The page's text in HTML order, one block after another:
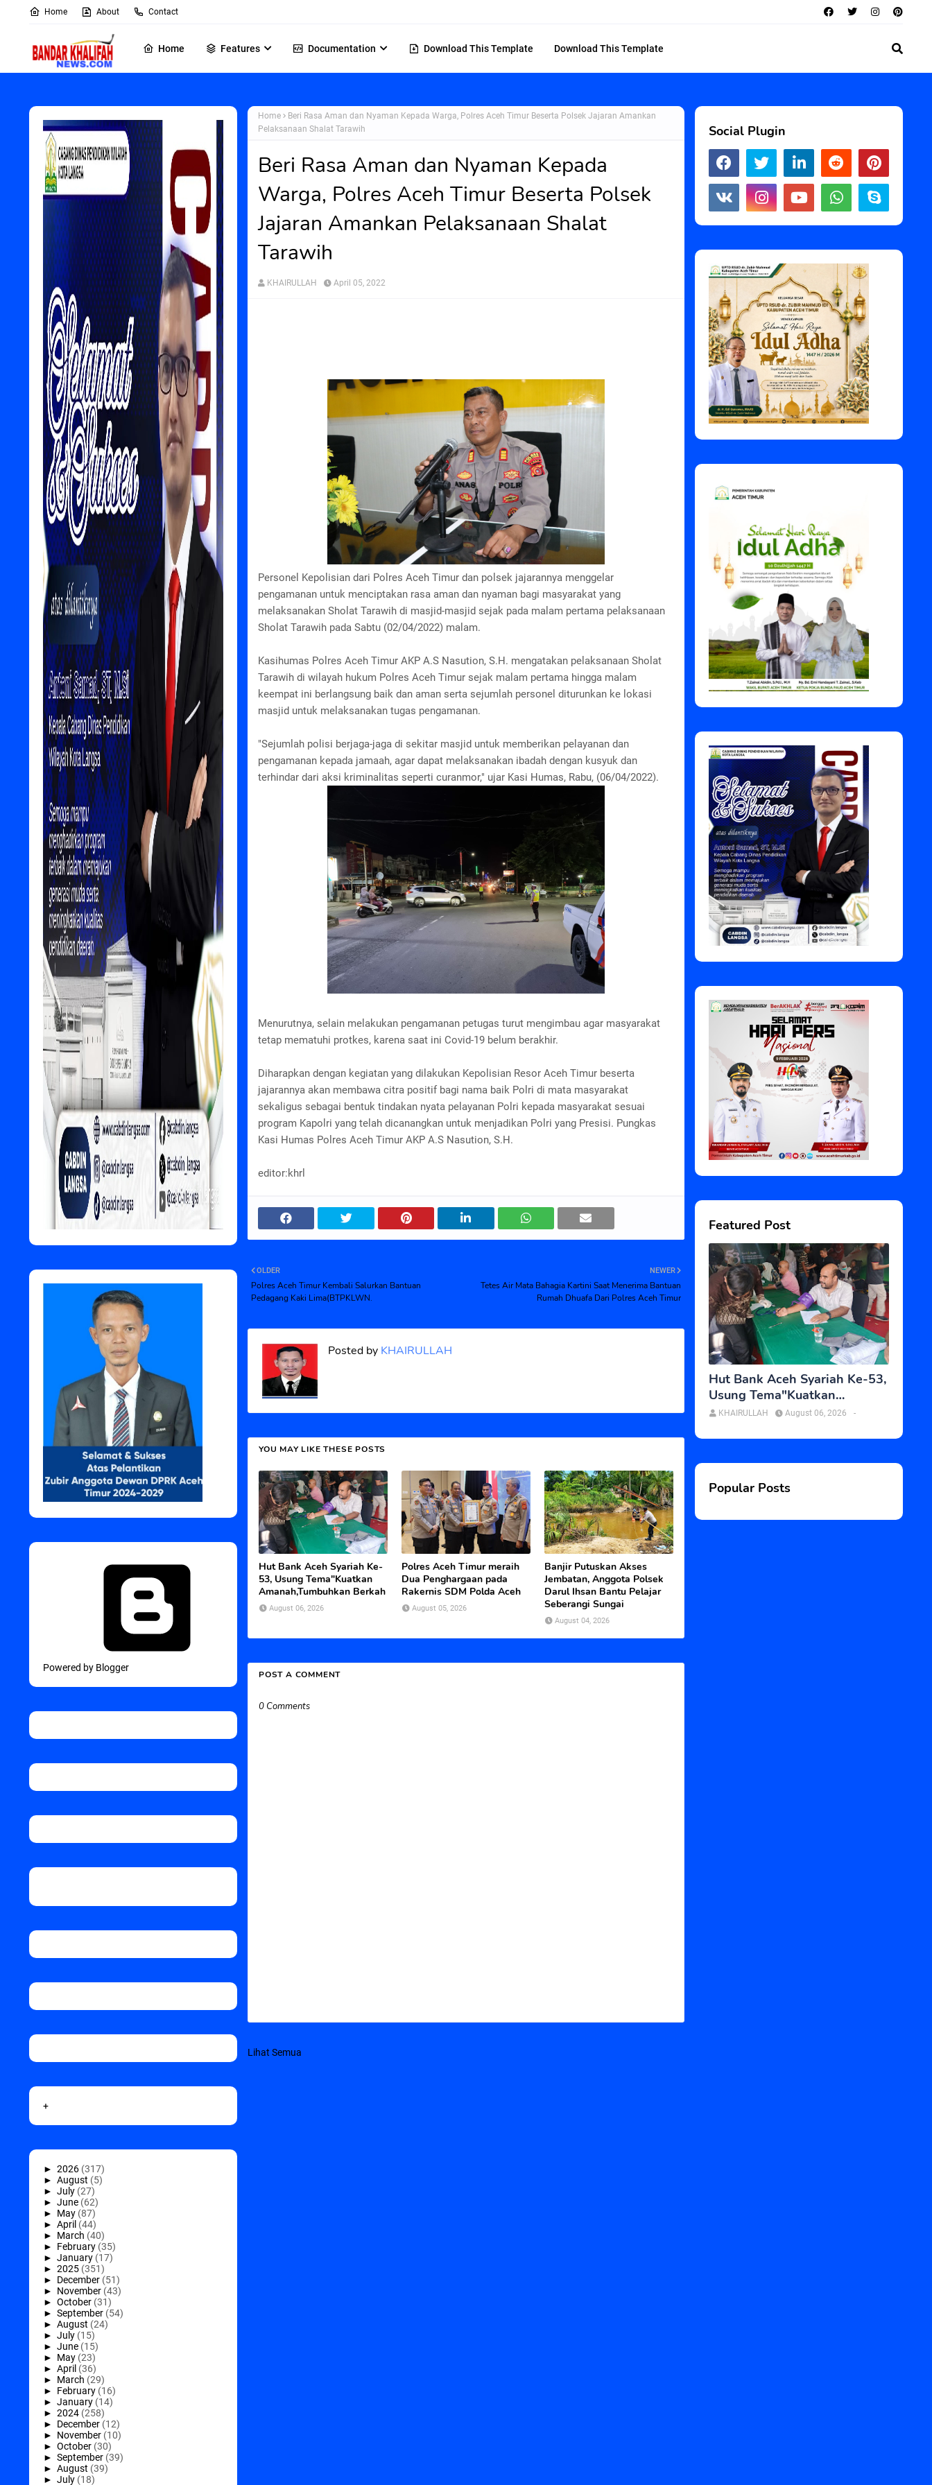
Home About Contact
Home Features Documentation Download This Template Download This Template
Powered by Blogger
+
► 2026 (317)
► August (5)
► July (27)
► June (62)
► May (87)
► April (44)
► March (40)
► February (35)
► January (17)
► 2025 (351)
► December (51)
► November (43)
► October (31)
► September (54)
► August (24)
► July (15)
► June (15)
► May (23)
► April (36)
► March (29)
► February (16)
► January (14)
► 2024 (258)
► December (12)
► November (10)
► October (30)
► September (39)
► August (39)
► July (18)
Home
Beri Rasa Aman dan Nyaman Kepada Warga, Polres Aceh Timur Beserta Polsek Jajaran Amankan
Pelaksanaan Shalat Tarawih
Beri Rasa Aman dan Nyaman Kepada
Warga, Polres Aceh Timur Beserta Polsek
Jajaran Amankan Pelaksanaan Shalat
Tarawih
KHAIRULLAH April 05, 2022
Personel Kepolisian dari Polres Aceh Timur dan polsek jajarannya menggelar
pengamanan untuk menciptakan rasa aman dan nyaman bagi masyarakat yang
melaksanakan Sholat Tarawih di masjid-masjid sejak pada malam pertama pelaksanaan
Sholat Tarawih pada Sabtu (02/04/2022) malam.
Kasihumas Polres Aceh Timur AKP A.S Nasution, S.H. mengatakan pelaksanaan Sholat
Tarawih di wilayah hukum Polres Aceh Timur sejak malam pertama hingga malam
keempat ini berlangsung baik dan aman serta sejumlah personel diturunkan ke lokasi
masjid untuk melaksanakan tugas pengamanan.
"Sejumlah polisi berjaga-jaga di sekitar masjid untuk memberikan pelayanan dan
pengamanan kepada jamaah, agar dapat melaksanakan ibadah dengan kusyuk dan
terhindar dari aksi kriminalitas seperti curanmor," ujar Kasi Humas, Rabu, (06/04/2022).
Menurutnya, selain melakukan pengamanan petugas turut mengimbau agar masyarakat
tetap mematuhi protkes, karena saat ini Covid-19 belum berakhir.
Diharapkan dengan kegiatan yang dilakukan Kepolisian Resor Aceh Timur beserta
jajarannya akan membawa citra positif bagi nama baik Polri di mata masyarakat
sekaligus sebagai bentuk tindakan nyata pelayanan Polri kepada masyarakat sesuai
program Kapolri yang telah dicanangkan untuk menjadikan Polri yang Presisi. Pungkas
Kasi Humas Polres Aceh Timur AKP A.S Nasution, S.H.
editor:khrl
NEWER
Tetes Air Mata Bahagia Kartini Saat Menerima Bantuan
Rumah Dhuafa Dari Polres Aceh Timur
OLDER
Polres Aceh Timur Kembali Salurkan Bantuan
Pedagang Kaki Lima(BTPKLWN.
Posted by KHAIRULLAH
YOU MAY LIKE THESE POSTS
Hut Bank Aceh Syariah Ke-
53, Usung Tema"Kuatkan
Amanah,Tumbuhkan Berkah
August 06, 2026
Polres Aceh Timur meraih
Dua Penghargaan pada
Rakernis SDM Polda Aceh
August 05, 2026
Banjir Putuskan Akses
Jembatan, Anggota Polsek
Darul Ihsan Bantu Pelajar
Seberangi Sungai
August 04, 2026
POST A COMMENT
0 Comments
Lihat Semua
Social Plugin
Featured Post
Hut Bank Aceh Syariah Ke-53,
Usung Tema"Kuatkan
Amanah,Tumbuhkan Berkah
KHAIRULLAH -
August 06, 2026
Popular Posts